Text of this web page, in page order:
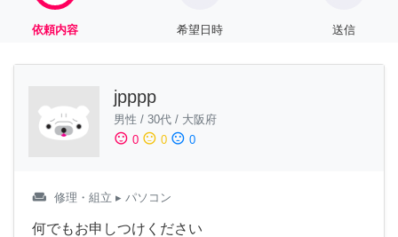
依頼内容 希望日時 送信
jpppp
男性 / 30代 / 大阪府
sentiment_satisfied 0 sentiment_neutral 0 sentiment_dissatisfied 0
weekend 修理・組立 ▸ パソコン
何でもお申しつけください